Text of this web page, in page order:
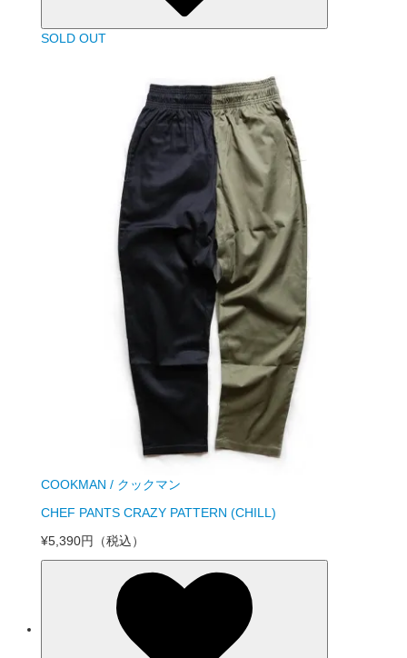
SOLD OUT
COOKMAN / クックマン
CHEF PANTS CRAZY PATTERN (CHILL)
¥5,390円
（税込）